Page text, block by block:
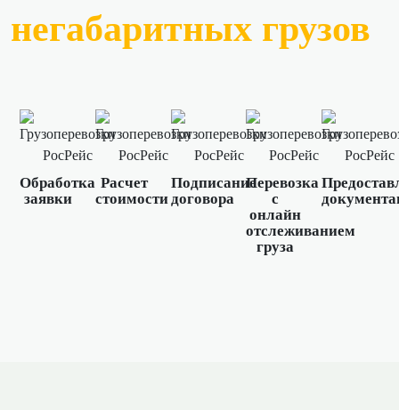
негабаритных грузов
Обработка
заявки
Расчет
стоимости
Подписание
договора
Перевозка
с
онлайн
отслеживанием
груза